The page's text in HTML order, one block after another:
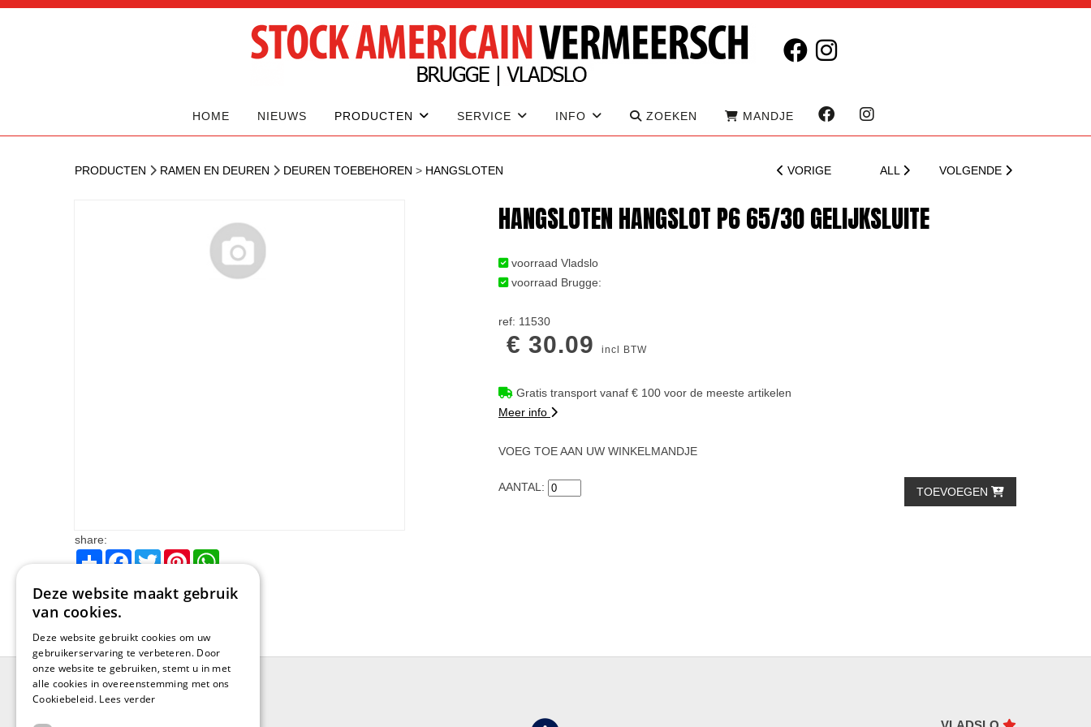
HOME NIEUWS PRODUCTEN SERVICE INFO ZOEKEN MANDJE
PRODUCTEN RAMEN EN DEUREN DEUREN TOEBEHOREN > HANGSLOTEN VORIGE ALL VOLGENDE
share:
Share Facebook
TwitterPinterest
HANGSLOTEN HANGSLOT P6 65/30 GELIJKSLUITE
voorraad Vladslo
voorraad Brugge:
ref: 11530
€ 30.09 incl BTW
Gratis transport vanaf € 100 voor de meeste artikelen
Meer info
VOEG TOE AAN UW WINKELMANDJE
AANTAL: TOEVOEGEN
Deze website maakt gebruik
van cookies.
Deze website gebruikt cookies om uw
gebruikerservaring te verbeteren. Door
onze website te gebruiken, stemt u in met
alle cookies in overeenstemming met ons
Cookiebeleid. Lees verder